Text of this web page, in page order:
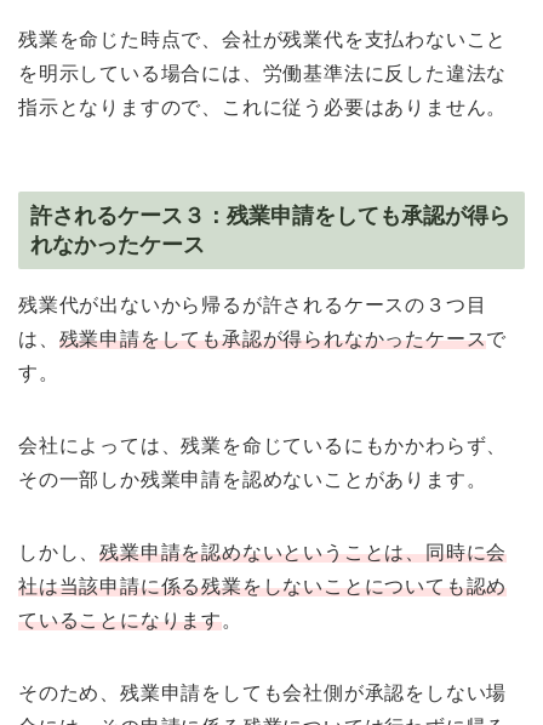
残業を命じた時点で、会社が残業代を支払わないこと
を明示している場合には、労働基準法に反した違法な
指示となりますので、これに従う必要はありません。
許されるケース３：残業申請をしても承認が得ら
れなかったケース
残業代が出ないから帰るが許されるケースの３つ目
は、 残業申請をしても承認が得られなかったケースで
す。
会社によっては、残業を命じているにもかかわらず、
その一部しか残業申請を認めないことがあります。
しかし、残業申請を認めないということは、同時に会
社は当該申請に係る残業をしないことについても認め
ていることになります。
そのため、残業申請をしても会社側が承認をしない場